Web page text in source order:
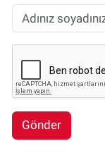
Gönder